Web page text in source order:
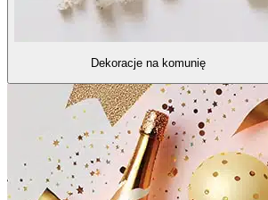
Dekoracje na komunię